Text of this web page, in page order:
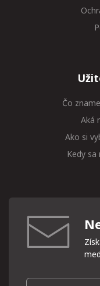
Čo
Aká
Ako si
Kedy